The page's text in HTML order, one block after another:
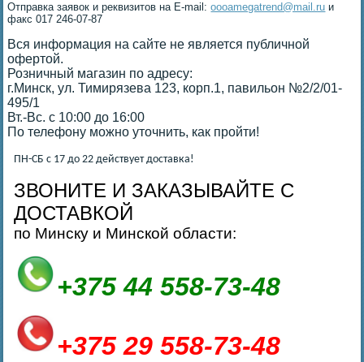
Отправка заявок и реквизитов на E-mail:oooamegatrend@mail.ru и
факс 017 246-07-87
Вся информация на сайте не является публичной
офертой.
Розничный магазин по адресу:
г.Минск, ул. Тимирязева 123, корп.1, павильон №2/2/01-
495/1
Вт.-Вс. с 10:00 до 16:00
По телефону можно уточнить, как пройти!
ПН-СБ с 17 до 22 действует доставка!
ЗВОНИТЕ И ЗАКАЗЫВАЙТЕ С
ДОСТАВКОЙ
по Минску и Минской области:
+375 44 558-73-48
+375 29 558-73-48